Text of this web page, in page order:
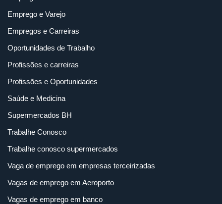
Emprego e Varejo
Empregos e Carreiras
Oportunidades de Trabalho
Profissões e carreiras
Profissões e Oportunidades
Saúde e Medicina
Supermercados BH
Trabalhe Conosco
Trabalhe conosco supermercados
Vaga de emprego em empresas terceirizadas
Vagas de emprego em Aeroporto
Vagas de emprego em banco